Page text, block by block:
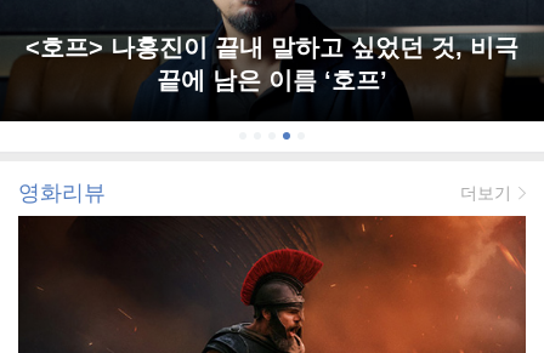
<호프> 나홍진이 끝내 말하고 싶었던 것, 비극
끝에 남은 이름 ‘호프’
영화리뷰 더보기